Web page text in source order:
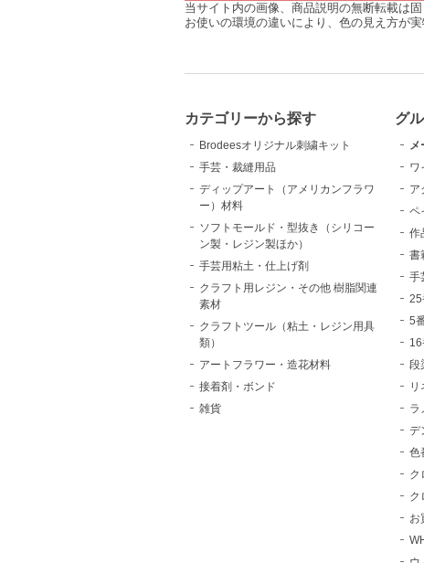
当サイト内の画像、商品説明の無断転載は固
お使いの環境の違いにより、色の見え方が
カテゴリーから探す
Brodeesオリジナル刺繍キット
手芸・裁縫用品
ディップアート（アメリカンフラワ
ー）材料
ソフトモールド・型抜き（シリコー
ン製・レジン製ほか）
手芸用粘土・仕上げ剤
クラフト用レジン・その他 樹脂関連
素材
クラフトツール（粘土・レジン用具
類）
アートフラワー・造花材料
接着剤・ボンド
雑貨
グ
メ
ワ
ア
ペ
作
書
手
25
5
段
リ
ラ
デ
色
ク
ク
お